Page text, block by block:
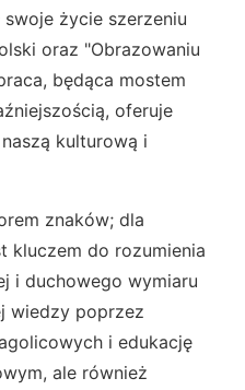
swoje życie szerzeniu
oraz "Obrazowaniu
będąca mostem
oferuje
kulturową i
znaków; dla
kluczem do rozumienia
i duchowego wymiaru
wiedzy poprzez
i edukację
ale również